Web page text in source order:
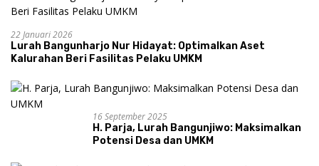
22 Januari 2026
Lurah Bangunharjo Nur Hidayat: Optimalkan Aset
Kalurahan Beri Fasilitas Pelaku UMKM
16 September 2025
H. Parja, Lurah Bangunjiwo: Maksimalkan
Potensi Desa dan UMKM